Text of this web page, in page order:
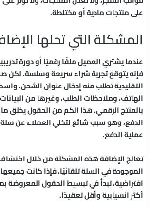
على منتجات مادية أو مختلطة.
المشكلة التي تحلها
عندما يشتري العميل ملفًا رقميًا أو دورة
فإنه يتوقع تجربة شراء سريعة وسلسة. لكن
التقليدية تطلب منه إدخال عنوان الشحن،
الهاتف، وملاحظات الطلب، وغيرها من البيانات
بالمنتج الرقمي. هذا الكم من الحقول يخلق
الدفع، وهو سبب شائع لتخلي العملاء عن سلة
عملية الدفع.
تعالج الإضافة هذه المشكلة من خلال
الموجودة في السلة تلقائيًا، فإذا كانت
افتراضية، تبدأ في تبسيط الحقول المعروضة
أكثر انسيابية وأقل تعقيدًا.